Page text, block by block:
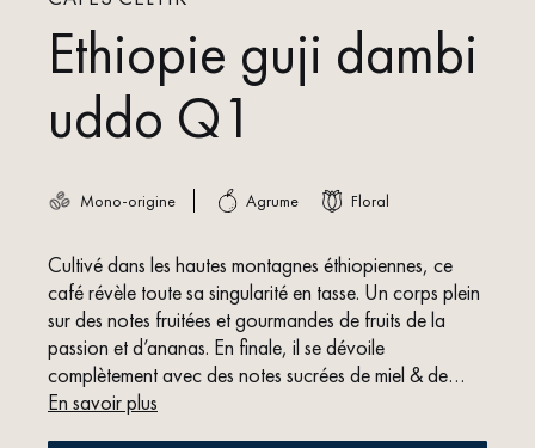
Ethiopie guji dambi
uddo Q1
Mono-origine Agrume Floral
Cultivé dans les hautes montagnes éthiopiennes, ce
café révèle toute sa singularité en tasse. Un corps plein
sur des notes fruitées et gourmandes de fruits de la
passion et d’ananas. En finale, il se dévoile
complètement avec des notes sucrées de miel & de
fraise.
En savoir plus